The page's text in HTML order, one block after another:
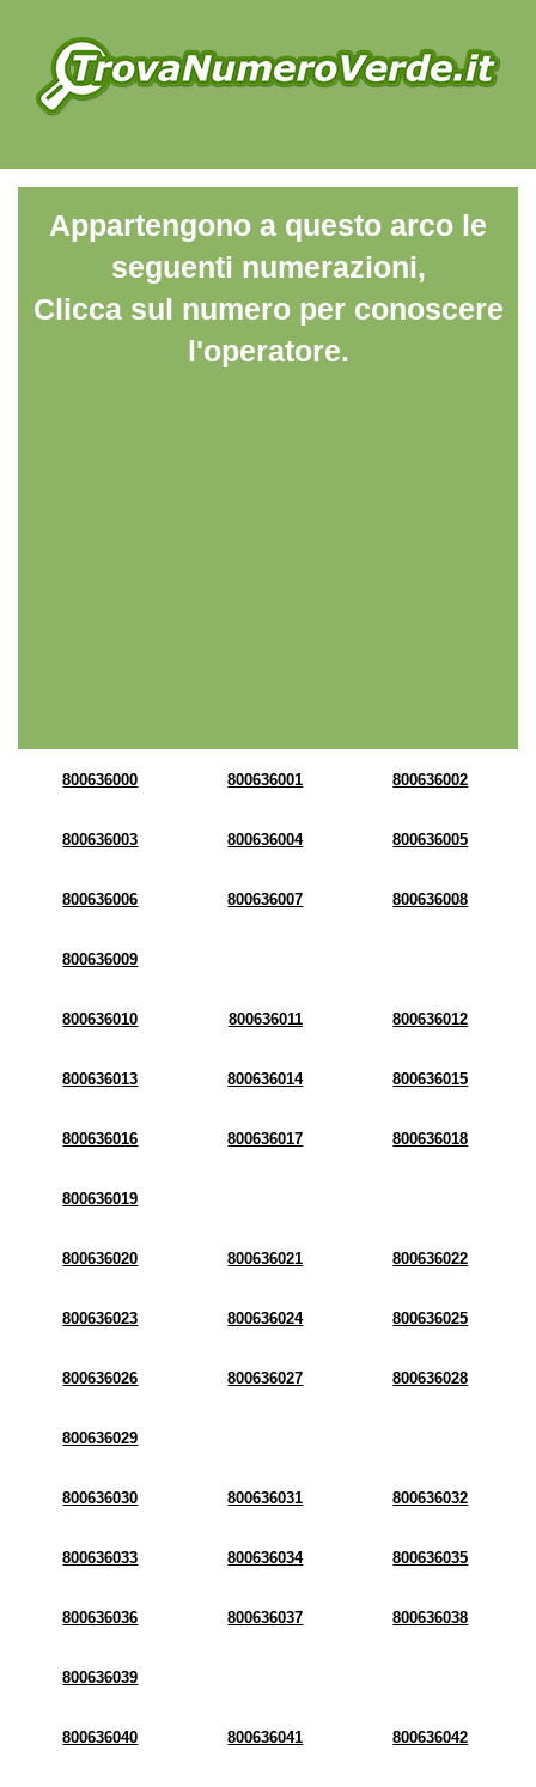
Appartengono a questo arco le
seguenti numerazioni,
Clicca sul numero per conoscere
l'operatore.
800636000 800636001 800636002
800636003 800636004 800636005
800636006 800636007 800636008
800636009
800636010 800636011 800636012
800636013 800636014 800636015
800636016 800636017 800636018
800636019
800636020 800636021 800636022
800636023 800636024 800636025
800636026 800636027 800636028
800636029
800636030 800636031 800636032
800636033 800636034 800636035
800636036 800636037 800636038
800636039
800636040 800636041 800636042